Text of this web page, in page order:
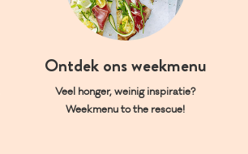
Ontdek ons weekmenu
Veel honger, weinig inspiratie?
Weekmenu to the rescue!